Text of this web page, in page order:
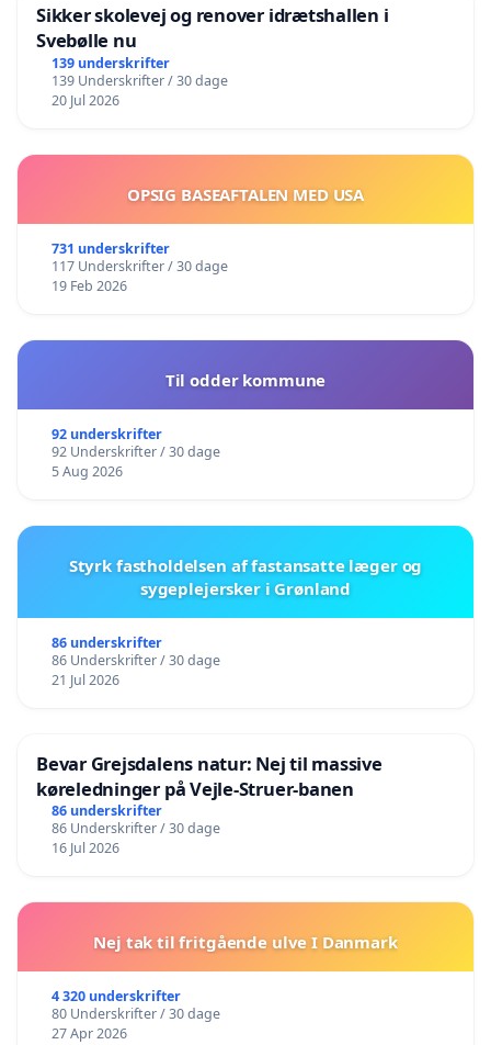
Sikker skolevej og renover idrætshallen i
Svebølle nu
139 underskrifter
139 Underskrifter / 30 dage
20 Jul 2026
OPSIG BASEAFTALEN MED USA
731 underskrifter
117 Underskrifter / 30 dage
19 Feb 2026
Til odder kommune
92 underskrifter
92 Underskrifter / 30 dage
5 Aug 2026
Styrk fastholdelsen af fastansatte læger og
sygeplejersker i Grønland
86 underskrifter
86 Underskrifter / 30 dage
21 Jul 2026
Bevar Grejsdalens natur: Nej til massive
køreledninger på Vejle-Struer-banen
86 underskrifter
86 Underskrifter / 30 dage
16 Jul 2026
Nej tak til fritgående ulve I Danmark
4 320 underskrifter
80 Underskrifter / 30 dage
27 Apr 2026